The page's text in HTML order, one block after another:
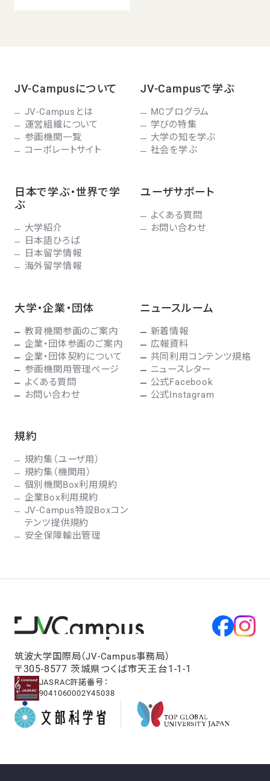
JV-Campusについて
JV-Campusとは
運営組織について
参画機関一覧
コーポレートサイト
JV-Campusで学ぶ
MCプログラム
学びの特集
大学の知を学ぶ
社会を学ぶ
日本で学ぶ・世界で学
ぶ
大学紹介
日本語ひろば
日本留学情報
海外留学情報
ユーザサポート
よくある質問
お問い合わせ
大学・企業・団体
教育機関参画のご案内
企業・団体参画のご案内
企業・団体契約について
参画機関用管理ページ
よくある質問
お問い合わせ
ニュースルーム
新着情報
広報資料
共同利用コンテンツ規格
ニュースレター
公式Facebook
公式Instagram
規約
規約集（ユーザ用）
規約集（機関用）
個別機関Box利用規約
企業Box利用規約
JV-Campus特設Boxコン
テンツ提供規約
安全保障輸出管理
筑波大学国際局（JV-Campus事務局）
〒305-8577 茨城県つくば市天王台1-1-1
JASRAC許諾番号：
9041060002Y45038